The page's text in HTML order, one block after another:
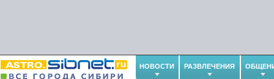
НОВОСТИ РАЗВЛЕЧЕНИЯ